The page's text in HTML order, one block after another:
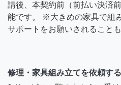
請後、本契約前（前払い決済
能です。 ※大きめの家具で組
サポートをお願いされることも
修理・家具組み立てを依頼す